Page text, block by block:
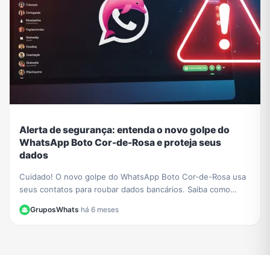
Alerta de segurança: entenda o novo golpe do
WhatsApp Boto Cor-de-Rosa e proteja seus
dados
Cuidado! O novo golpe do WhatsApp Boto Cor-de-Rosa usa
seus contatos para roubar dados bancários. Saiba como
GruposWhats·há 6 meses